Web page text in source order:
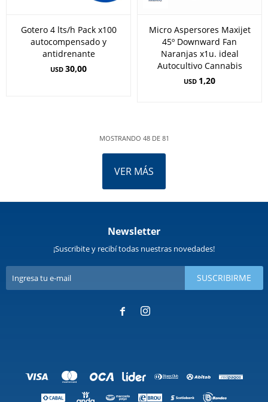
Gotero 4 lts/h Pack x100
autocompensado y
antidrenante
USD 30,00
Micro Aspersores Maxijet
45º Downward Fan
Naranjas x1u. ideal
Autocultivo Cannabis
USD 1,20
MOSTRANDO 48DE 81
VER MÁS
Newsletter
¡Suscribite y recibí todas nuestras novedades!
SUSCRIBIRME
 